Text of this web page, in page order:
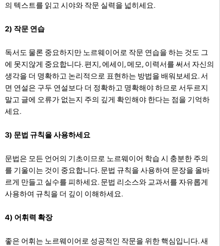
의 텍스트를 읽고 시야와 작문 실력을 넓히세요.
2) 작문 연습
독서도 물론 중요하지만 노르웨이어로 작문 연습을 하는 것도 그
에 못지않게 중요합니다. 편지, 에세이, 메모, 이력서를 써서 자신의
생각을 더 명확하고 논리적으로 표현하는 방법을 배워보세요. 서
면 연설은 구두 연설보다 더 정확하고 명확해야 하므로 서두르지
말고 글에 오류가 없는지 주의 깊게 확인해야 한다는 점을 기억하
세요.
3) 문법 규칙을 사용하세요
문법은 모든 언어의 기초이므로 노르웨이어 학습 시 충분한 주의
를 기울이는 것이 중요합니다. 문법 규칙을 사용하여 문장을 올바
르게 만들고 실수를 피하세요. 문법 리소스와 교과서를 자유롭게
사용하여 규칙을 더 깊이 이해하세요.
4) 어휘력 확장
좋은 어휘는 노르웨이어로 성공적인 작문을 위한 핵심입니다. 새